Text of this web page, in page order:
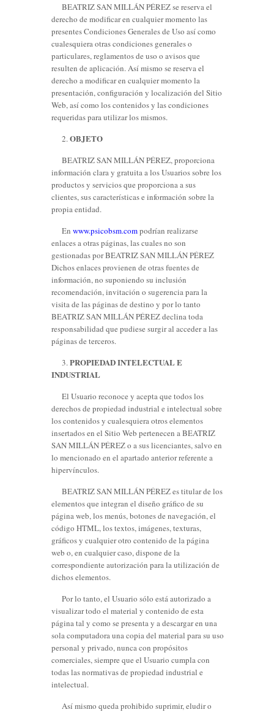
BEATRIZ SAN MILLÁN PÉREZ se reserva el
derecho de modificar en cualquier momento las
presentes Condiciones Generales de Uso así como
cualesquiera otras condiciones generales o
particulares, reglamentos de uso o avisos que
resulten de aplicación. Así mismo se reserva el
derecho a modificar en cualquier momento la
presentación, configuración y localización del Sitio
Web, así como los contenidos y las condiciones
requeridas para utilizar los mismos.
2.OBJETO
BEATRIZ SAN MILLÁN PÉREZ, proporciona
información clara y gratuita a los Usuarios sobre los
productos y servicios que proporciona a sus
clientes, sus características e información sobre la
propia entidad.
En www.psicobsm.compodrían realizarse
enlaces a otras páginas, las cuales no son
gestionadas por BEATRIZ SAN MILLÁN PÉREZ
Dichos enlaces provienen de otras fuentes de
información, no suponiendo su inclusión
recomendación, invitación o sugerencia para la
visita de las páginas de destino y por lo tanto
BEATRIZ SAN MILLÁN PÉREZ declina toda
responsabilidad que pudiese surgir al acceder a las
páginas de terceros.
3.PROPIEDAD INTELECTUAL E
INDUSTRIAL
El Usuario reconoce y acepta que todos los
derechos de propiedad industrial e intelectual sobre
los contenidos y cualesquiera otros elementos
insertados en el Sitio Web pertenecen a BEATRIZ
SAN MILLÁN PÉREZ o a sus licenciantes, salvo en
lo mencionado en el apartado anterior referente a
hipervínculos.
BEATRIZ SAN MILLÁN PÉREZ es titular de los
elementos que integran el diseño gráfico de su
página web, los menús, botones de navegación, el
código HTML, los textos, imágenes, texturas,
gráficos y cualquier otro contenido de la página
web o, en cualquier caso, dispone de la
correspondiente autorización para la utilización de
dichos elementos.
Por lo tanto, el Usuario sólo está autorizado a
visualizar todo el material y contenido de esta
página tal y como se presenta y a descargar en una
sola computadora una copia del material para su uso
personal y privado, nunca con propósitos
comerciales, siempre que el Usuario cumpla con
todas las normativas de propiedad industrial e
intelectual.
Así mismo queda prohibido suprimir, eludir o